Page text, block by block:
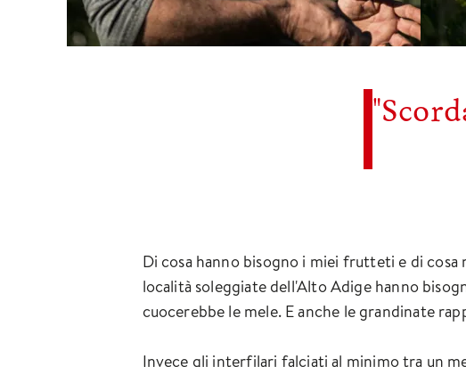
Di cosa hanno bisogno i miei frutteti e di
località soleggiate dell'Alto Adige hanno
cuocerebbe le mele. E anche le grandinate
Invece gli interfilari falciati al minimo tra un